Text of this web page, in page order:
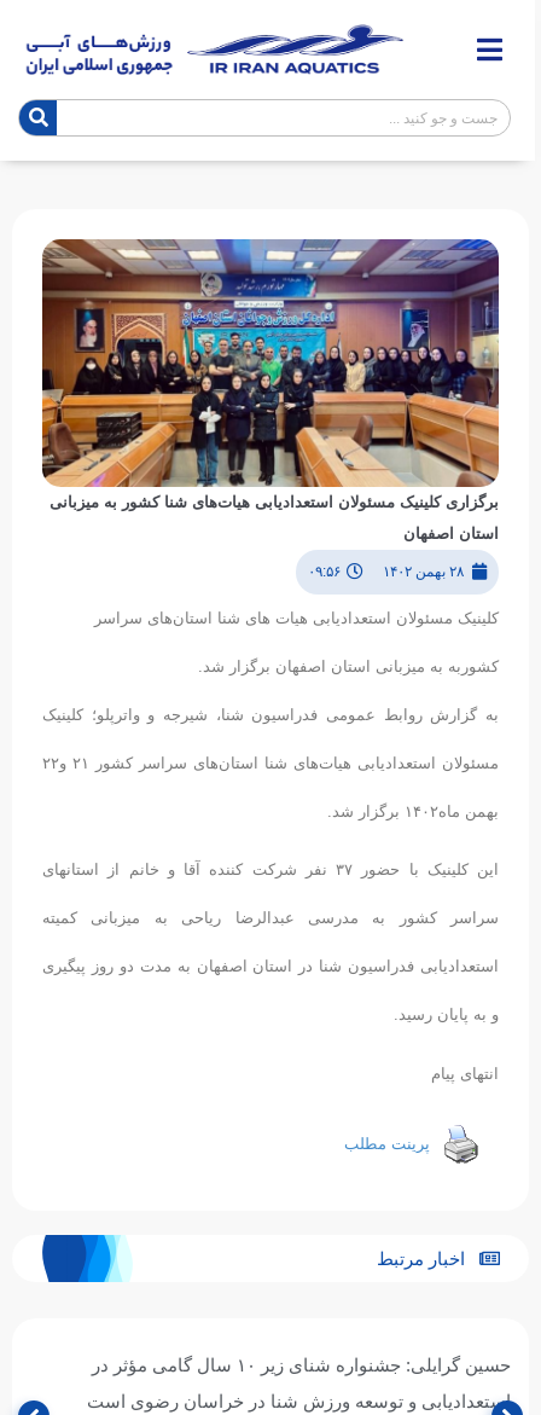
برگزاری کلینیک مسئولان استعدادیابی هیات‌های شنا کشور به میزبانی
استان اصفهان
۲۸ بهمن ۱۴۰۲ ۰۹:۵۶
کلینیک مسئولان استعدادیابی هیات های شنا استان‌های سراسر
کشوربه به میزبانی استان اصفهان برگزار شد.
به گزارش روابط عمومی فدراسیون شنا، شیرجه و واترپلو؛ کلینیک
مسئولان استعدادیابی هیات‌های شنا استان‌های سراسر کشور ۲۱ و۲۲
بهمن ماه۱۴۰۲ برگزار شد.
این کلینیک با حضور ۳۷ نفر شرکت کننده آقا و خانم از استانهای
سراسر کشور به مدرسی عبدالرضا ریاحی به میزبانی کمیته
استعدادیابی فدراسیون شنا در استان اصفهان به مدت دو روز پیگیری
و به پایان رسید.
انتهای پیام
پرینت مطلب
اخبار مرتبط
حسین گرایلی: جشنواره شنای زیر ۱۰ سال گامی مؤثر در
استعدادیابی و توسعه ورزش شنا در خراسان رضوی است